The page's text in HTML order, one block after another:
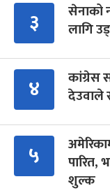
३
सेनाको
लागि
४
कांग्रेस
देउवाले
५
पारित,
शुल्क